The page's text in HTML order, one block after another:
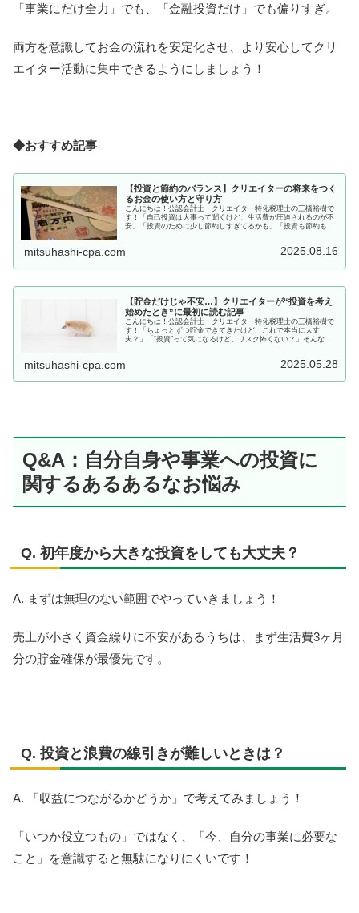
「事業にだけ全力」でも、「金融投資だけ」でも偏りすぎ。
両方を意識してお金の流れを安定化させ、より安心してクリ
エイター活動に集中できるようにしましょう！
◆おすすめ記事
【投資と節約のバランス】クリエイターの将来をつく
るお金の使い方と守り方
こんにちは！公認会計士・クリエイター特化税理士の三橋裕樹で
す！「自己投資は大事って聞くけど、生活費が圧迫されるのが不
安」「投資のために少し節約しすぎてるかも」「投資も節約もや
mitsuhashi-cpa.com 2025.08.16
【貯金だけじゃ不安…】クリエイターが“投資を考え
始めたとき”に最初に読む記事
こんにちは！公認会計士・クリエイター特化税理士の三橋裕樹で
す！「ちょっとずつ貯金できてきたけど、これで本当に大丈
夫？」「“投資”って気になるけど、リスク怖くない？」そんなモ
mitsuhashi-cpa.com 2025.05.28
Q&A：自分自身や事業への投資に
関するあるあるなお悩み
Q. 初年度から大きな投資をしても大丈夫？
A. まずは無理のない範囲でやっていきましょう！
売上が小さく資金繰りに不安があるうちは、まず生活費3ヶ月
分の貯金確保が最優先です。
Q. 投資と浪費の線引きが難しいときは？
A. 「収益につながるかどうか」で考えてみましょう！
「いつか役立つもの」ではなく、「今、自分の事業に必要な
こと」を意識すると無駄になりにくいです！